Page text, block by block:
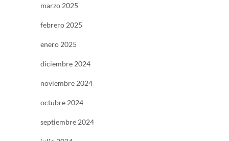
marzo 2025
febrero 2025
enero 2025
diciembre 2024
noviembre 2024
octubre 2024
septiembre 2024